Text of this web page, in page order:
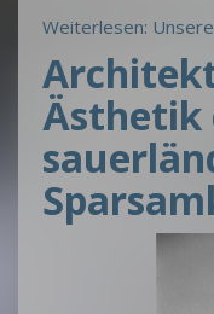
Weiterlesen:
Ästhetik